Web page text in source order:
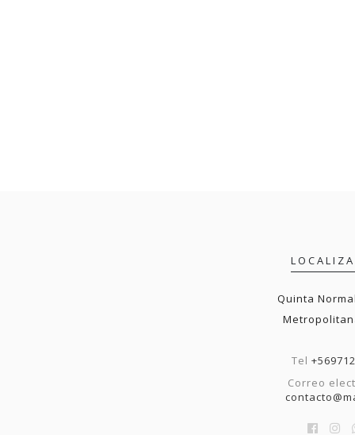
Quinta
Tel
Correo